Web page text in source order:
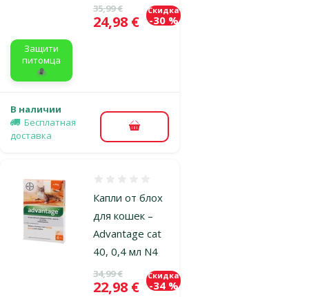
Исходная цена
35,99 €
Цена
24,98 €
Скидка
-30 %
Защити
питомца
🕷️
В наличии
Бесплатная
доставка
В корзину
Капли от блох
для кошек –
Advantage cat
40, 0,4 мл N4
Исходная цена
34,99 €
Цена
22,98 €
Скидка
-34 %